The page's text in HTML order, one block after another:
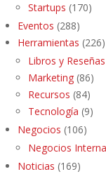
Startups (170)
Eventos (288)
Herramientas (226)
Libros y Reseñas
Marketing (86)
Recursos (84)
Tecnología (9)
Negocios (106)
Negocios
Noticias (169)